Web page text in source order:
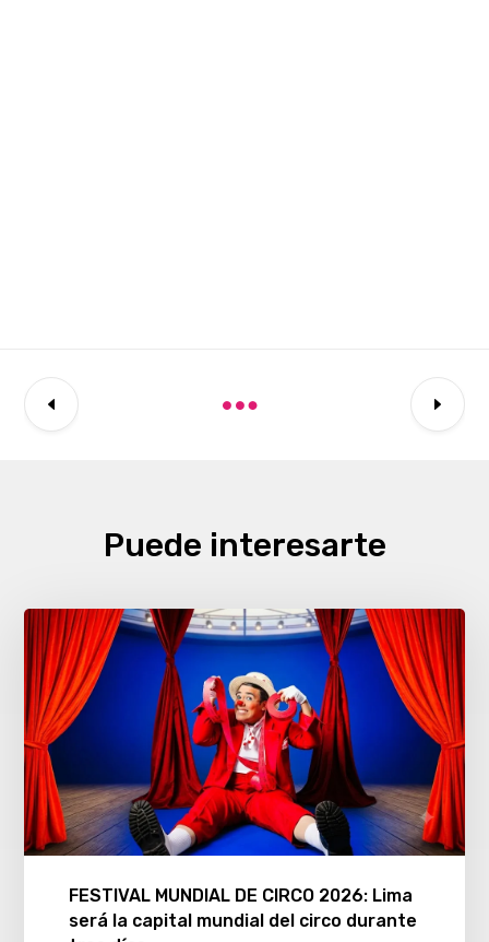
Puede interesarte
FESTIVAL MUNDIAL DE CIRCO 2026: Lima
será la capital mundial del circo durante